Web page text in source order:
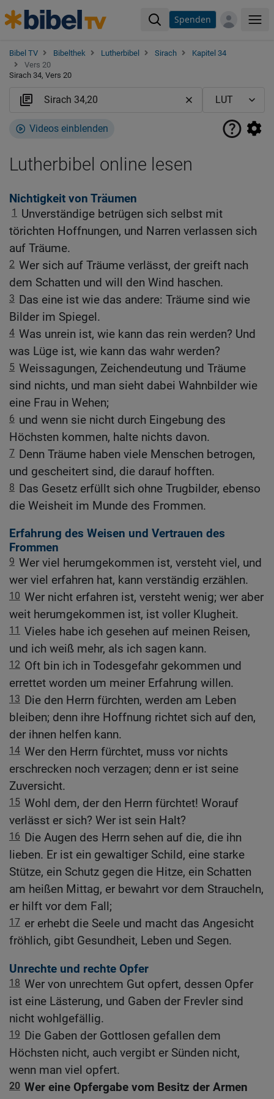
Spenden
Bibel TV Bibelthek Lutherbibel Sirach
Kapitel 34
Vers 20
Sirach 34, Vers 20
Videos einblenden
Lutherbibel online lesen
Nichtigkeit von Träumen
1
Unverständige betrügen sich selbst mit
törichten Hoffnungen, und Narren verlassen sich
auf Träume.
2 Wer sich auf Träume verlässt, der greift nach
dem Schatten und will den Wind haschen.
3 Das eine ist wie das andere: Träume sind wie
Bilder im Spiegel.
4 Was unrein ist, wie kann das rein werden? Und
was Lüge ist, wie kann das wahr werden?
5 Weissagungen, Zeichendeutung und Träume
sind nichts, und man sieht dabei Wahnbilder wie
eine Frau in Wehen;
6 und wenn sie nicht durch Eingebung des
Höchsten kommen, halte nichts davon.
7 Denn Träume haben viele Menschen betrogen,
und gescheitert sind, die darauf hofften.
8 Das Gesetz erfüllt sich ohne Trugbilder, ebenso
die Weisheit im Munde des Frommen.
Erfahrung des Weisen und Vertrauen des
Frommen
9 Wer viel herumgekommen ist, versteht viel, und
wer viel erfahren hat, kann verständig erzählen.
10 Wer nicht erfahren ist, versteht wenig; wer aber
weit herumgekommen ist, ist voller Klugheit.
11 Vieles habe ich gesehen auf meinen Reisen,
und ich weiß mehr, als ich sagen kann.
12 Oft bin ich in Todesgefahr gekommen und
errettet worden um meiner Erfahrung willen.
13 Die den Herrn fürchten, werden am Leben
bleiben; denn ihre Hoffnung richtet sich auf den,
der ihnen helfen kann.
14 Wer den Herrn fürchtet, muss vor nichts
erschrecken noch verzagen; denn er ist seine
Zuversicht.
15 Wohl dem, der den Herrn fürchtet! Worauf
verlässt er sich? Wer ist sein Halt?
16 Die Augen des Herrn sehen auf die, die ihn
lieben. Er ist ein gewaltiger Schild, eine starke
Stütze, ein Schutz gegen die Hitze, ein Schatten
am heißen Mittag, er bewahrt vor dem Straucheln,
er hilft vor dem Fall;
17 er erhebt die Seele und macht das Angesicht
fröhlich, gibt Gesundheit, Leben und Segen.
Unrechte und rechte Opfer
18 Wer von unrechtem Gut opfert, dessen Opfer
ist eine Lästerung, und Gaben der Frevler sind
nicht wohlgefällig.
19 Die Gaben der Gottlosen gefallen dem
Höchsten nicht, auch vergibt er Sünden nicht,
wenn man viel opfert.
20 Wer eine Opfergabe vom Besitz der Armen